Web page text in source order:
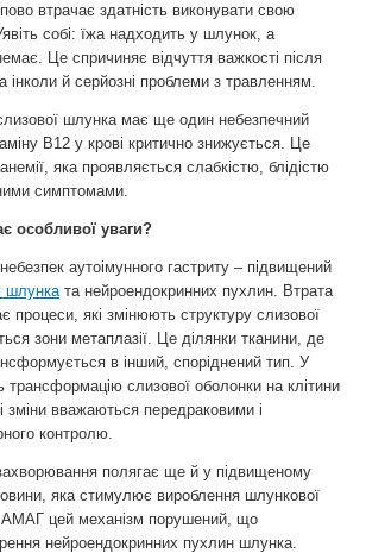
втрачає здатність виконувати свою
собі: їжа надходить у шлунок, а
Це спричиняє відчуття важкості після
інколи й серйозні проблеми з травленням.
шлунка має ще один небезпечний
В12 у крові критично знижується. Це
яка проявляється слабкістю, блідістю
симптомами.
особливої уваги?
аутоімунного гастриту – підвищений
шлунката нейроендокринних пухлин. Втрата
процеси, які змінюють структуру слизової
зони метаплазії. Це ділянки тканини, де
в інший, споріднений тип. У
трансформацію слизової оболонки на клітини
зміни вважаються передраковими і
контролю.
полягає ще й у підвищеному
яка стимулює вироблення шлункової
АМАГ цей механізм порушений, що
нейроендокринних пухлин шлунка.